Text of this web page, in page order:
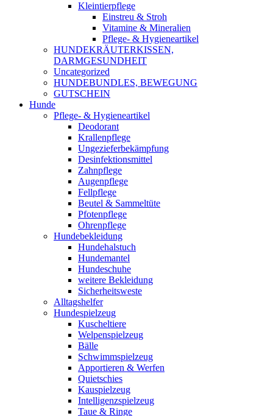
Kleintierpflege
Einstreu & Stroh
Vitamine & Mineralien
Pflege- & Hygieneartikel
HUNDEKRÄUTERKISSEN,
DARMGESUNDHEIT
Uncategorized
HUNDEBUNDLES, BEWEGUNG
GUTSCHEIN
Hunde
Pflege- & Hygieneartikel
Deodorant
Krallenpflege
Ungezieferbekämpfung
Desinfektionsmittel
Zahnpflege
Augenpflege
Fellpflege
Beutel & Sammeltüte
Pfotenpflege
Ohrenpflege
Hundebekleidung
Hundehalstuch
Hundemantel
Hundeschuhe
weitere Bekleidung
Sicherheitsweste
Alltagshelfer
Hundespielzeug
Kuscheltiere
Welpenspielzeug
Bälle
Schwimmspielzeug
Apportieren & Werfen
Quietschies
Kauspielzeug
Intelligenzspielzeug
Taue & Ringe